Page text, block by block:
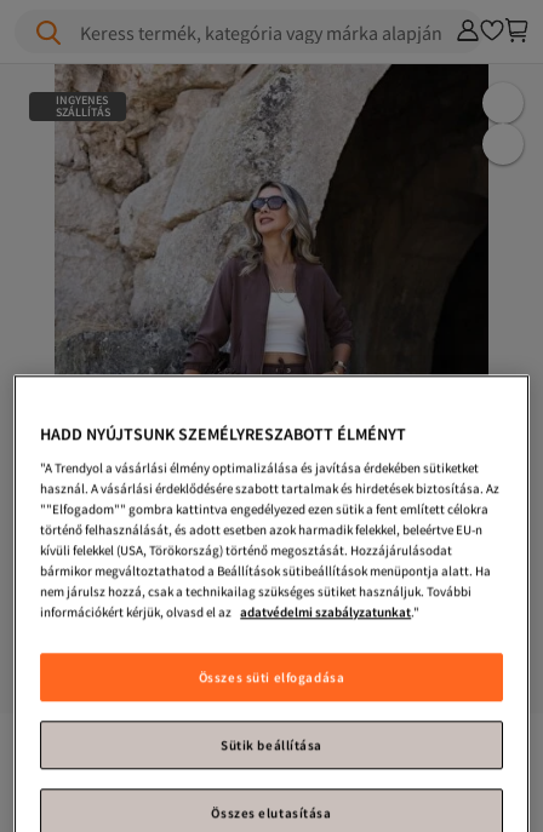
Keress termék, kategória vagy márka alapján
INGYENES
SZÁLLÍTÁS
Barna cipzáras kabát nadrág szett
Csak 1 maradt!
HADD NYÚJTSUNK SZEMÉLYRESZABOTT ÉLMÉNYT
"A Trendyol a vásárlási élmény optimalizálása és javítása érdekében sütiketket
használ. A vásárlási érdeklődésére szabott tartalmak és hirdetések biztosítása. Az
""Elfogadom"" gombra kattintva engedélyezed ezen sütik a fent említett célokra
történő felhasználását, és adott esetben azok harmadik felekkel, beleértve EU-n
kívüli felekkel (USA, Törökország) történő megosztását. Hozzájárulásodat
bármikor megváltoztathatod a Beállítások sütibeállítások menüpontja alatt. Ha
nem járulsz hozzá, csak a technikailag szükséges sütiket használjuk. További
információkért kérjük, olvasd el az adatvédelmi szabályzatunkat."
Összes süti elfogadása
Sütik beállítása
Összes elutasítása